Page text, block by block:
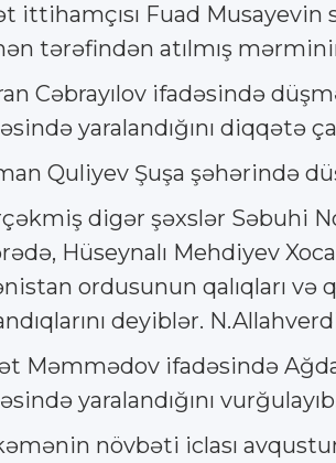
ittihamçısı Fuad Musayevin
tərəfindən atılmış
Cəbrayılov ifadəsində
yaralandığını diqqətə
Quliyev Şuşa şəhərində
digər şəxslər Səbuhi
Hüseynalı Mehdiyev
ordusunun qalıqları
deyiblər.
Məmmədov ifadəsində
yaralandığını
növbəti iclası